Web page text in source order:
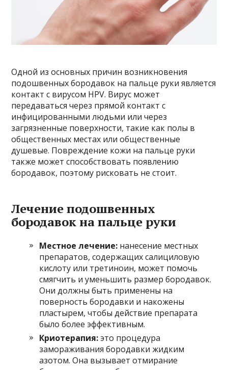
Одной из основных причин возникновения
подошвенных бородавок на пальце руки является
контакт с вирусом HPV. Вирус может
передаваться через прямой контакт с
инфицированными людьми или через
загрязненные поверхности, такие как полы в
общественных местах или общественные
душевые. Повреждение кожи на пальце руки
также может способствовать появлению
бородавок, поэтому рисковать не стоит.
Лечение подошвенных
бородавок на пальце руки
Местное лечение: нанесение местных
препаратов, содержащих салициловую
кислоту или третиноин, может помочь
смягчить и уменьшить размер бородавок.
Они должны быть применены на
поверность бородавки и накожены
пластырем, чтобы действие препарата
было более эффективным.
Криотерапия:это процедура
замораживания бородавки жидким
азотом. Она вызывает отмирание